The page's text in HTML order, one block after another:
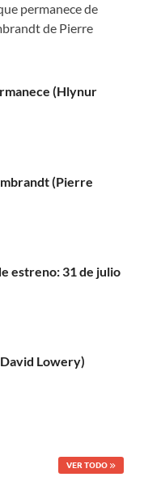
permanece de
de Pierre
(Hlynur
(Pierre
estreno: 31 de julio
Lowery)
VER TODO